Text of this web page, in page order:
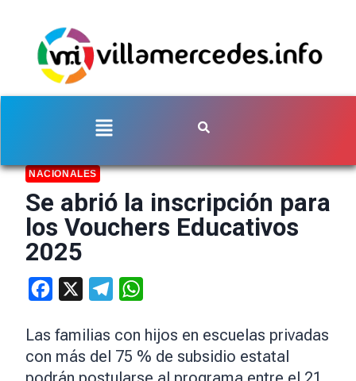
NACIONALES
Se abrió la inscripción para
los Vouchers Educativos
2025
Facebook Telegram
Las familias con hijos en escuelas privadas
con más del 75 % de subsidio estatal